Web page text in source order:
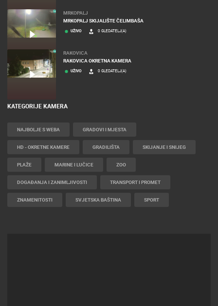
MRKOPALJ
MRKOPALJ SKIJALIŠTE ČELIMBAŠA
UŽIVO 0 GLEDATELJ(A)
RAKOVICA
RAKOVICA OKRETNA KAMERA
UŽIVO 0 GLEDATELJ(A)
KATEGORIJE KAMERA
NAJBOLJE S WEBA GRADOVI I MJESTA
HD - OKRETNE KAMERE GRADILIŠTA SKIJANJE I SNIJEG
PLAŽE MARINE I LUČICE ZOO
DOGAĐANJA I ZANIMLJIVOSTI TRANSPORT I PROMET
ZNAMENITOSTI SVJETSKA BAŠTINA SPORT